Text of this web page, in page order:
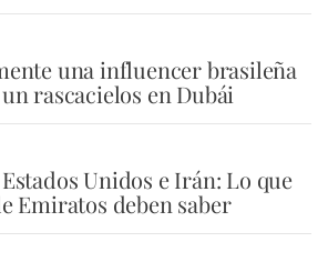
una influencer brasileña
rascacielos en Dubái
Unidos e Irán: Lo que
Emiratos deben saber